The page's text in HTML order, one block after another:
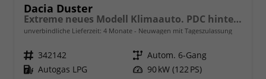
Dacia Duster
Extreme neues Modell Klimaauto. PDC hinten Kamera Tempomat Hands-free K. 17 Zoll Leichtmetallf.
unverbindliche Lieferzeit: 4 Monate Neuwagen mit Tageszulassung
Fahrzeugnr. 342142 Getriebe Autom. 6-Gang
Kraftstoff Autogas LPG Leistung 90 kW (122 PS)